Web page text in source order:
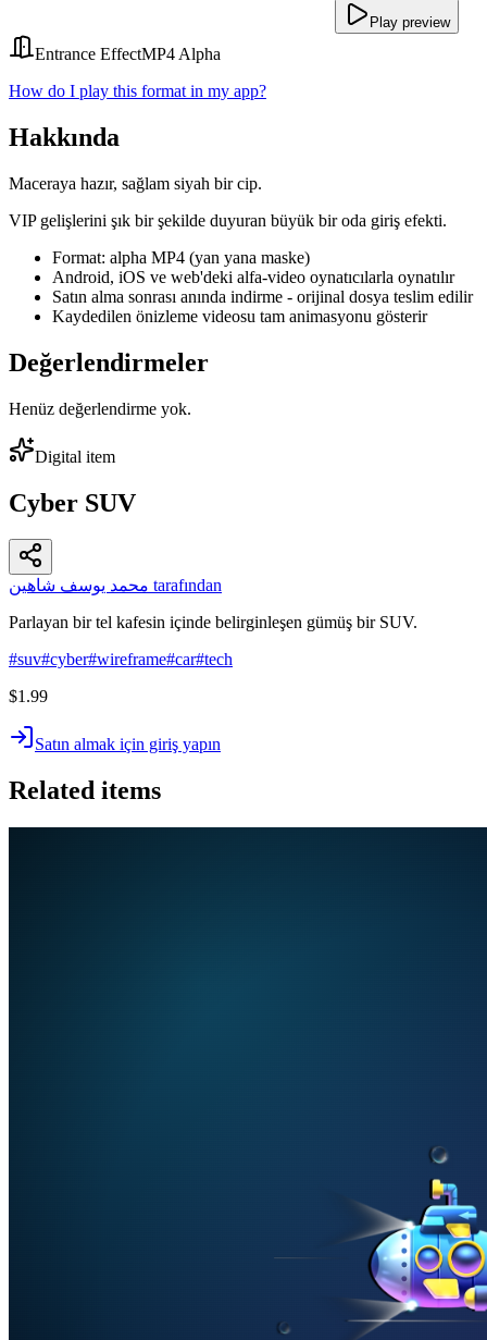
Play preview
Entrance EffectMP4 Alpha
How do I play this format in my app?
Hakkında
Maceraya hazır, sağlam siyah bir cip.
VIP gelişlerini şık bir şekilde duyuran büyük bir oda giriş efekti.
Format: alpha MP4 (yan yana maske)
Android, iOS ve web'deki alfa-video oynatıcılarla oynatılır
Satın alma sonrası anında indirme - orijinal dosya teslim edilir
Kaydedilen önizleme videosu tam animasyonu gösterir
Değerlendirmeler
Henüz değerlendirme yok.
Digital item
Cyber SUV
محمد يوسف شاهين tarafından
Parlayan bir tel kafesin içinde belirginleşen gümüş bir SUV.
#suv#cyber#wireframe#car#tech
$1.99
Satın almak için giriş yapın
Related items